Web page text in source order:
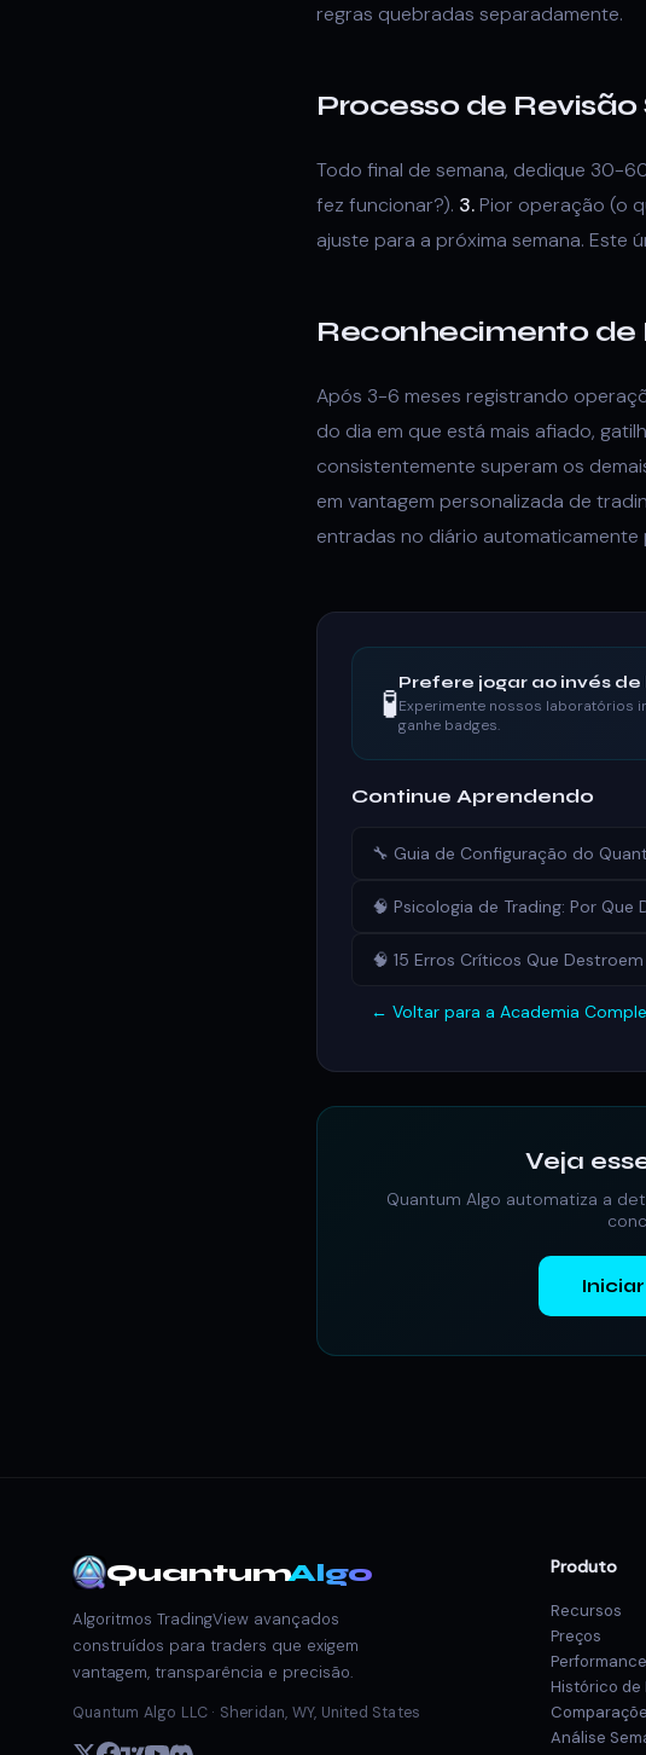
regras quebradas separadamente.
Processo de
Todo final de semana, dedique 30-
fez funcionar?). 3.Pior operação (o
ajuste para a próxima semana.
Reconhecimento de
Após 3-6 meses registrando
do dia em que está mais afiado,
consistentemente superam os
em vantagem personalizada de
entradas no diário
🧪Prefere jogar ao invés de
Experimente nossos laboratórios
ganhe badges.
Continue Aprendendo
🔧 Guia de Configuração do
🧠 Psicologia de Trading: Por
🧠 15 Erros Críticos Que
← Voltar para a Academia
Veja
Quantum Algo automatiza a
QuantumAlgo
Algoritmos TradingView avançados
construídos para traders que exigem
vantagem, transparência e precisão.
Quantum Algo LLC · Sheridan, WY, United States
Produto
Recursos
Preços
Performance
Histórico de
Análise